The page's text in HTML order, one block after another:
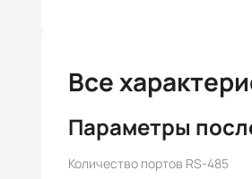
Все
Параметры
Количество портов RS-485